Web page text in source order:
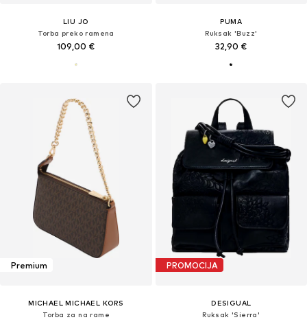
LIU JO
Torba preko ramena
109,00 €
PUMA
Ruksak 'Buzz'
32,90 €
Premium
MICHAEL MICHAEL KORS
Torba za na rame
PROMOCIJA
DESIGUAL
Ruksak 'Sierra'